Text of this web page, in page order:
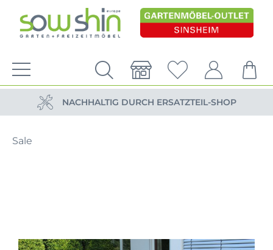
PERSÖNLICHE BERATUNG
NACHHALTIG DURCH ERSATZTEIL-SHOP
Sale